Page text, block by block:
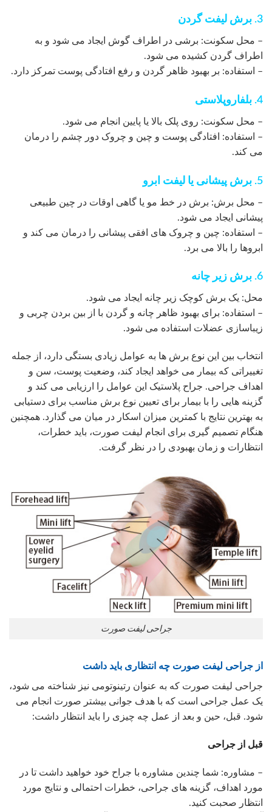
3. برش لیفت گردن
– محل سکونت: برشی در اطراف گوش ایجاد می شود و به
اطراف گردن کشیده می شود.
– استفاده: بر بهبود ظاهر گردن و رفع افتادگی پوست تمرکز دارد.
4. بلفاروپلاستی
– محل سکونت: روی پلک بالا یا پایین انجام می شود.
– استفاده: افتادگی پوست و چین و چروک دور چشم را درمان
می کند.
5. برش پیشانی یا لیفت ابرو
– محل برش: برش در خط مو یا گاهی اوقات در چین طبیعی
پیشانی ایجاد می شود.
– استفاده: چین و چروک های افقی پیشانی را درمان می کند و
ابروها را بالا می برد.
6. برش زیر چانه
محل: یک برش کوچک زیر چانه ایجاد می شود.
– استفاده: برای بهبود ظاهر چانه و گردن با از بین بردن چربی و
زیباسازی عضلات استفاده می شود.
انتخاب بین این نوع برش ها به عوامل زیادی بستگی دارد، از جمله
تغییراتی که بیمار می خواهد ایجاد کند، وضعیت پوست، سن و
اهداف جراحی. جراح پلاستیک این عوامل را ارزیابی می کند و
گزینه هایی را با بیمار برای تعیین نوع برش مناسب برای دستیابی
به بهترین نتایج با کمترین میزان اسکار در میان می گذارد. همچنین
هنگام تصمیم گیری برای انجام لیفت صورت، باید خطرات،
انتظارات و زمان بهبودی را در نظر گرفت.
جراحی لیفت صورت
از جراحی لیفت صورت چه انتظاری باید داشت
جراحی لیفت صورت که به عنوان رتینوتومی نیز شناخته می شود،
یک عمل جراحی است که با هدف جوانی بیشتر صورت انجام می
شود. قبل، حین و بعد از عمل چه چیزی را باید انتظار داشت:
قبل از جراحی
– مشاوره: شما چندین مشاوره با جراح خود خواهید داشت تا در
مورد اهداف، گزینه های جراحی، خطرات احتمالی و نتایج مورد
انتظار صحبت کنید.